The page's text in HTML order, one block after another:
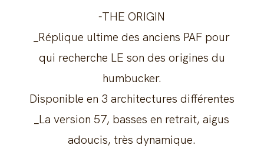
-THE ORIGIN
_Réplique ultime des anciens PAF pour
qui recherche LE son des origines du
humbucker.
Disponible en 3 architectures différentes
_La version 57, basses en retrait, aigus
adoucis, très dynamique.